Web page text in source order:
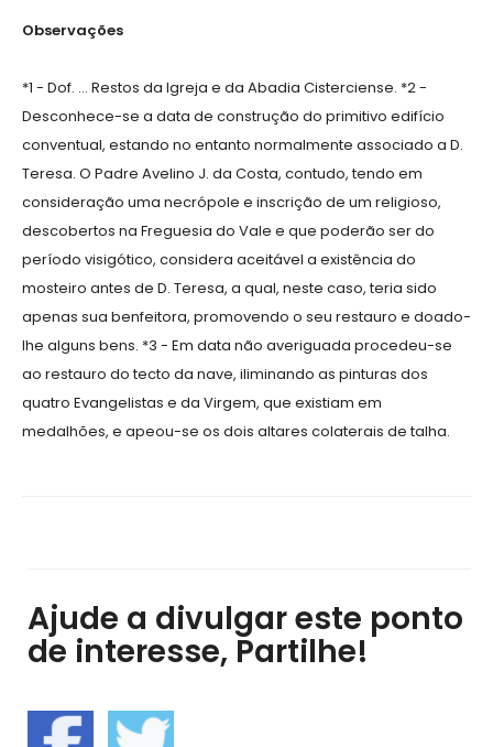
Observações
*1 - Dof. ... Restos da Igreja e da Abadia Cisterciense. *2 -
Desconhece-se a data de construção do primitivo edifício
conventual, estando no entanto normalmente associado a D.
Teresa. O Padre Avelino J. da Costa, contudo, tendo em
consideração uma necrópole e inscrição de um religioso,
descobertos na Freguesia do Vale e que poderão ser do
período visigótico, considera aceitável a existência do
mosteiro antes de D. Teresa, a qual, neste caso, teria sido
apenas sua benfeitora, promovendo o seu restauro e doado-
lhe alguns bens. *3 - Em data não averiguada procedeu-se
ao restauro do tecto da nave, iliminando as pinturas dos
quatro Evangelistas e da Virgem, que existiam em
medalhões, e apeou-se os dois altares colaterais de talha.
Ajude a divulgar este ponto
de interesse, Partilhe!